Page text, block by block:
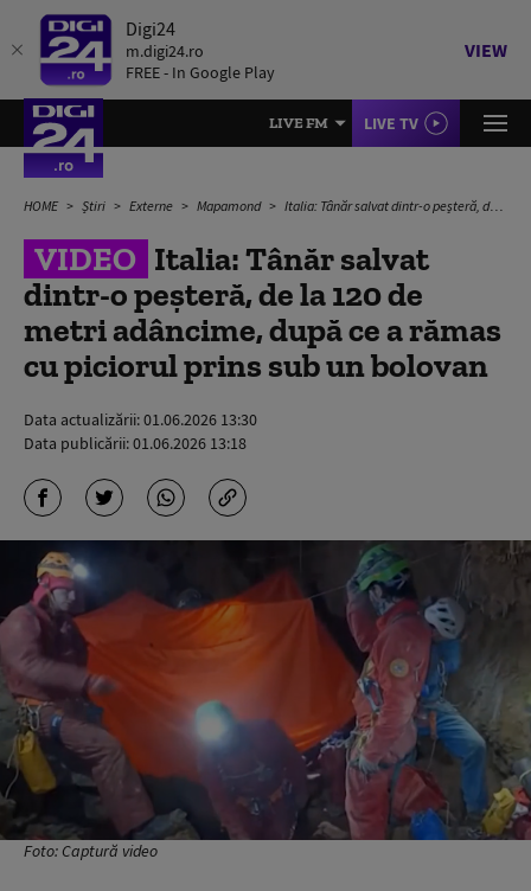
Digi24
m.digi24.ro
FREE - In Google Play
VIEW
LIVE FM LIVE TV
HOME Știri Externe Mapamond Italia: Tânăr salvat dintr-o peșteră, de la 120 de metri adâncime, după ce a rămas cu piciorul prins sub un bolovan
VIDEO Italia: Tânăr salvat
dintr-o peșteră, de la 120 de
metri adâncime, după ce a rămas
cu piciorul prins sub un bolovan
Data actualizării:01.06.2026 13:30
Data publicării:01.06.2026 13:18
Foto: Captură video